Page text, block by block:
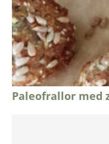
Paleofrallor med